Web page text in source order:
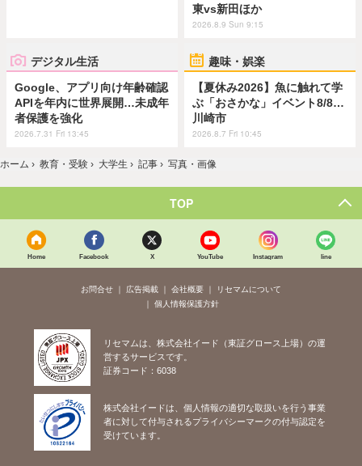
東vs新田ほか
2026.8.9 Sun 9:15
デジタル生活
Google、アプリ向け年齢確認
APIを年内に世界展開…未成年
者保護を強化
2026.7.31 Fri 13:45
趣味・娯楽
【夏休み2026】魚に触れて学
ぶ「おさかな」イベント8/8…
川崎市
2026.8.7 Fri 10:45
ホーム › 教育・受験 › 大学生 › 記事 › 写真・画像
TOP
Home Facebook X YouTube Instagram line
お問合せ 広告掲載 会社概要
リセマムについて
個人情報保護方針
リセマムは、株式会社イード（東証グロース上場）の運
営するサービスです。
証券コード：6038
株式会社イードは、個人情報の適切な取扱いを行う事業
者に対して付与されるプライバシーマークの付与認定を
受けています。